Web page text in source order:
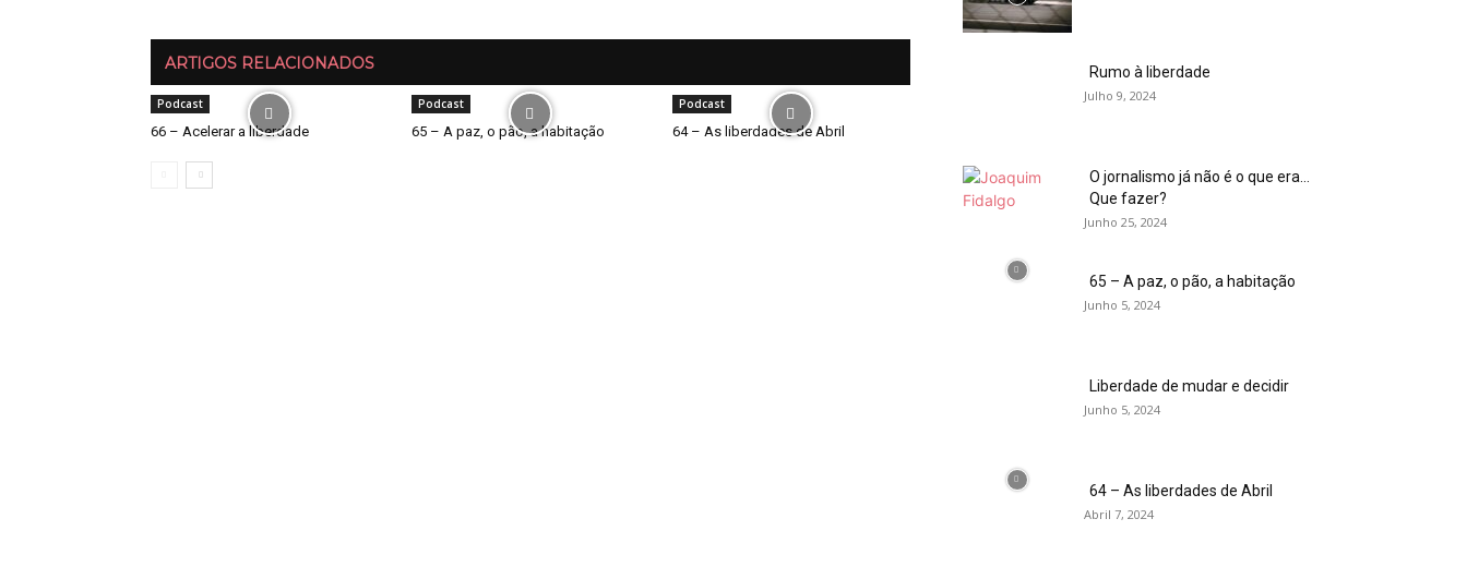
ARTIGOS RELACIONADOS
Podcast
66 – Acelerar a liberdade
Podcast
65 – A paz, o pão, a habitação
Podcast
64 – As liberdades de Abril
Rumo à liberdade
Julho 9, 2024
O jornalismo já não é o que era…
Que fazer?
Junho 25, 2024
65 – A paz, o pão, a habitação
Junho 5, 2024
Liberdade de mudar e decidir
Junho 5, 2024
64 – As liberdades de Abril
Abril 7, 2024